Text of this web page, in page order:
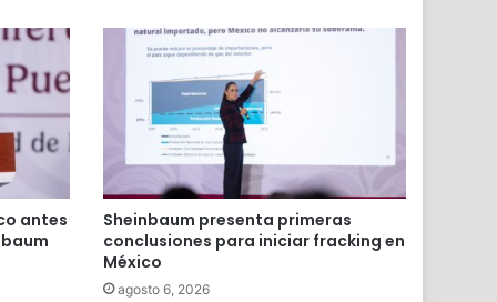
antes
Sheinbaum presenta primeras
conclusiones para iniciar fracking en
México
agosto 6, 2026